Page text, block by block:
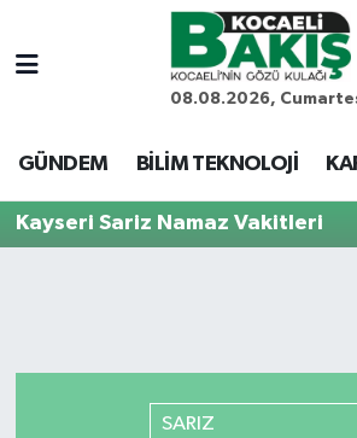
08.08.2026,
GÜNDEM BİLİM TEKNOLOJİ
Kayseri Sariz Namaz Vakitleri
SARIZ
Kocaeli Nöbetçi Eczaneler
Kocaeli Hava Durumu
Kocaeli Trafik Yoğunluk
Son Dakika Haberleri